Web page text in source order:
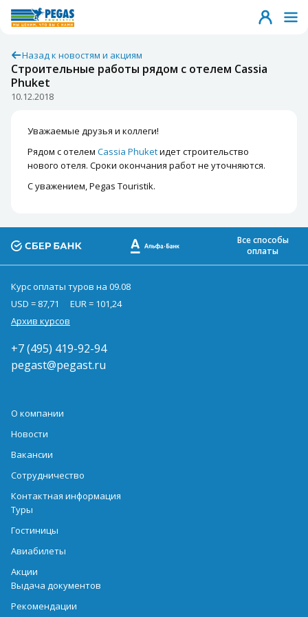
Назад к новостям и акциям
Строительные работы рядом с отелем Cassia
Phuket
10.12.2018
Уважаемые друзья и коллеги!
Рядом с отелем Cassia Phuketидет строительство
нового отеля. Сроки окончания работ не уточняются.
С уважением, Pegas Touristik.
Все способы
оплаты
Курс оплаты туров на 09.08
USD = 87,71
EUR = 101,24
Архив курсов
+7 (495) 419-92-94
pegast@pegast.ru
О компании
Новости
Вакансии
Сотрудничество
Контактная информация
Туры
Гостиницы
Авиабилеты
Акции
Выдача документов
Рекомендации